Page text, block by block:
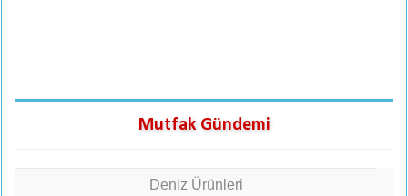
Mutfak Gündemi
Deniz Ürünleri